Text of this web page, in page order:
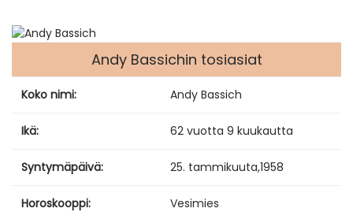
Andy Bassichin tosiasiat
Koko nimi: Andy Bassich
Ikä: 62 vuotta 9 kuukautta
Syntymäpäivä: 25. tammikuuta,1958
Horoskooppi: Vesimies